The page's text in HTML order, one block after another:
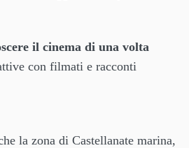
il cinema di una volta
con filmati e racconti
la zona di Castellanate marina,